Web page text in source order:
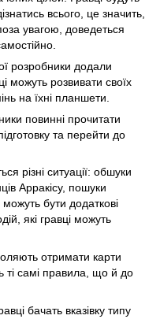
всього, це значить,
увагою, доведеться
розробники додали
можуть розвивати своїх
на їхні планшети.
повинні прочитати
та перейти до
різні ситуації: обшуки
Арракісу, пошуки
бути додаткові
які гравці можуть
отримати карти
ті самі правила, що й до
бачать вказівку типу